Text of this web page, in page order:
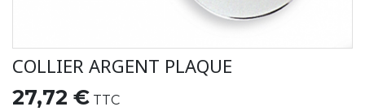
COLLIER ARGENT PLAQUE
27,72 € TTC